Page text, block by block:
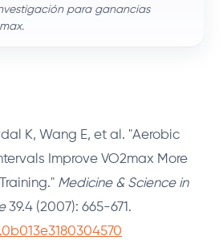
para ganancias
K, Wang E, et al. "Aerobic
Improve VO2max More
Medicine & Science in
39.4 (2007): 665-671.